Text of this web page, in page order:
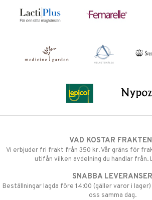
VAD KOSTAR
Vi erbjuder fri frakt från 350 kr. Vår gräns för
utifån vilken avdelning du handlar från.
SNABBA LEVERANSER
Beställningar lagda före 14:00 (gäller varor i
oss samma dag.